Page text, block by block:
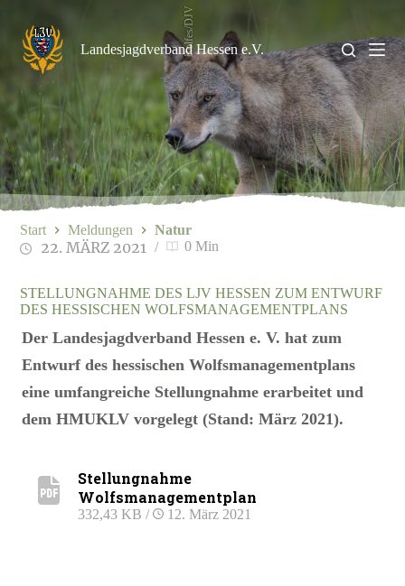
springen
Landesjagdverband Hessen e.V.
Rolfes/DJV
STELLUNGNAHME DES LJV HESSEN ZUM ENTWURF
DES HESSISCHEN WOLFSMANAGEMENTPLANS
22. MÄRZ 2021 0 Min
Start Meldungen Natur
Der Landesjagdverband Hessen e. V. hat zum
Entwurf des hessischen Wolfsmanagementplans
eine umfangreiche Stellungnahme erarbeitet und
dem HMUKLV vorgelegt (Stand: März 2021).
Stellungnahme
Wolfsmanagementplan
332,43 KB / 12. März 2021